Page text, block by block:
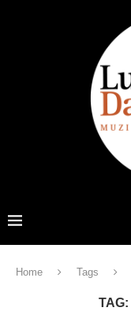
Home Tags
TAG: